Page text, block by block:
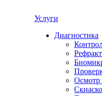
Услуги
Диагностика
Осмотр